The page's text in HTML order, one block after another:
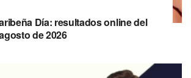
Día: resultados online del
de 2026